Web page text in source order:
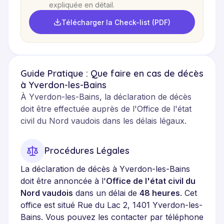
expliquée en détail.
Télécharger la Check-list (PDF)
Guide Pratique : Que faire en cas de décès
à Yverdon-les-Bains
À Yverdon-les-Bains, la déclaration de décès
doit être effectuée auprès de l'Office de l'état
civil du Nord vaudois dans les délais légaux.
Procédures Légales
La déclaration de décès à Yverdon-les-Bains
doit être annoncée à l'Office de l'état civil du
Nord vaudois dans un délai de 48 heures. Cet
office est situé Rue du Lac 2, 1401 Yverdon-les-
Bains. Vous pouvez les contacter par téléphone